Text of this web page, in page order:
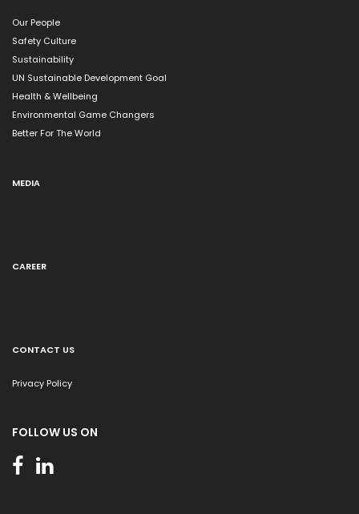
Our People
Safety Culture
Sustainability
UN Sustainable Development Goal
Health & Wellbeing
Environmental Game Changers
Better For The World
MEDIA
CAREER
CONTACT US
Privacy Policy
FOLLOW US ON